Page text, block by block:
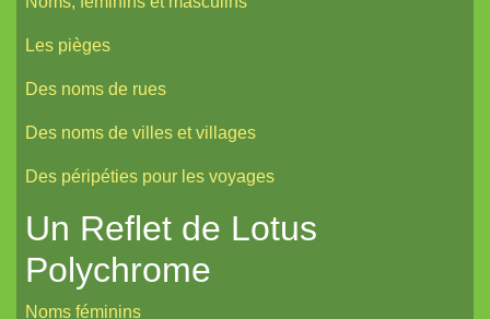
Les pièges
Des noms de rues
Des noms de villes et villages
Des péripéties pour les voyages
Un Reflet de Lotus
Polychrome
Noms féminins